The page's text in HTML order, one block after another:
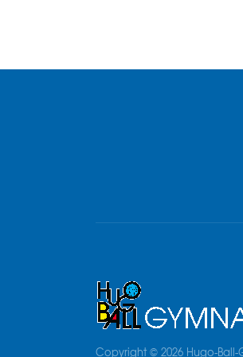
Copyright © 2026 Hugo-